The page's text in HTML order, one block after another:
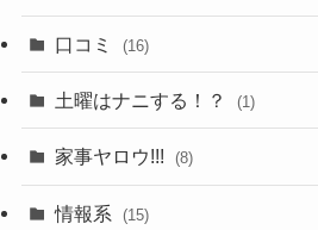
口コミ (16)
土曜はナニする！？ (1)
家事ヤロウ!!! (8)
情報系 (15)